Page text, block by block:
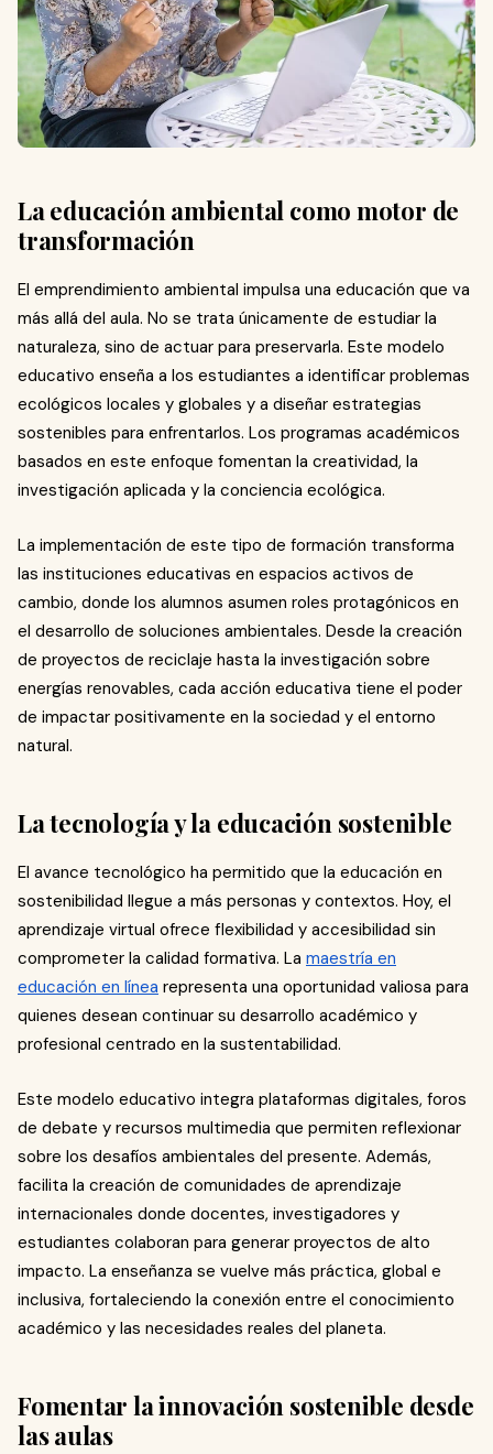
La educación ambiental como motor de
transformación
El emprendimiento ambiental impulsa una educación que va
más allá del aula. No se trata únicamente de estudiar la
naturaleza, sino de actuar para preservarla. Este modelo
educativo enseña a los estudiantes a identificar problemas
ecológicos locales y globales y a diseñar estrategias
sostenibles para enfrentarlos. Los programas académicos
basados en este enfoque fomentan la creatividad, la
investigación aplicada y la conciencia ecológica.
La implementación de este tipo de formación transforma
las instituciones educativas en espacios activos de
cambio, donde los alumnos asumen roles protagónicos en
el desarrollo de soluciones ambientales. Desde la creación
de proyectos de reciclaje hasta la investigación sobre
energías renovables, cada acción educativa tiene el poder
de impactar positivamente en la sociedad y el entorno
natural.
La tecnología y la educación sostenible
El avance tecnológico ha permitido que la educación en
sostenibilidad llegue a más personas y contextos. Hoy, el
aprendizaje virtual ofrece flexibilidad y accesibilidad sin
comprometer la calidad formativa. La maestría en
educación en línea representa una oportunidad valiosa para
quienes desean continuar su desarrollo académico y
profesional centrado en la sustentabilidad.
Este modelo educativo integra plataformas digitales, foros
de debate y recursos multimedia que permiten reflexionar
sobre los desafíos ambientales del presente. Además,
facilita la creación de comunidades de aprendizaje
internacionales donde docentes, investigadores y
estudiantes colaboran para generar proyectos de alto
impacto. La enseñanza se vuelve más práctica, global e
inclusiva, fortaleciendo la conexión entre el conocimiento
académico y las necesidades reales del planeta.
Fomentar la innovación sostenible desde
las aulas